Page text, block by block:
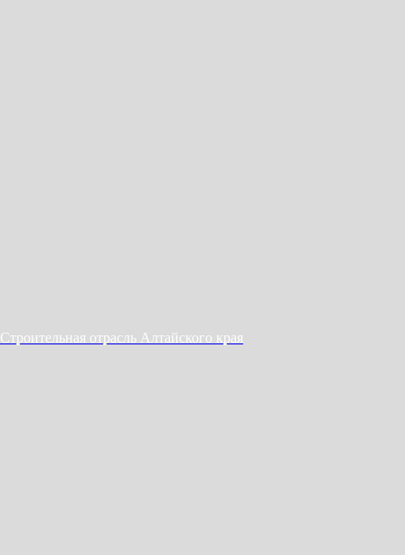
Строительная отрасль Алтайского края